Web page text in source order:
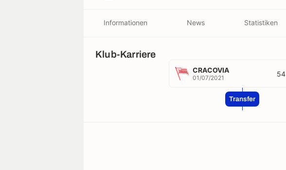
Informationen News Statistiken
Klub-Karriere
CRACOVIA
01/07/2021 54
Transfer